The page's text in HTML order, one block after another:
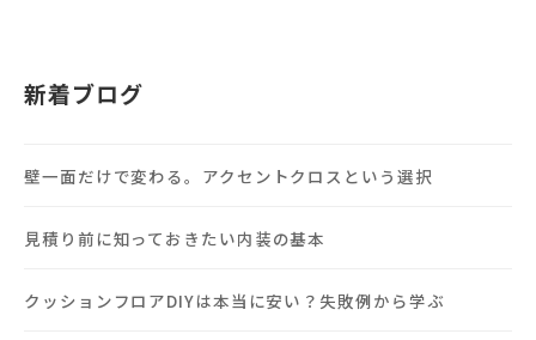
新着ブログ
壁一面だけで変わる。アクセントクロスという選択
見積り前に知っておきたい内装の基本
クッションフロアDIYは本当に安い？失敗例から学ぶ